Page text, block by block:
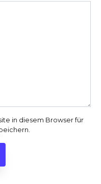
in diesem Browser für